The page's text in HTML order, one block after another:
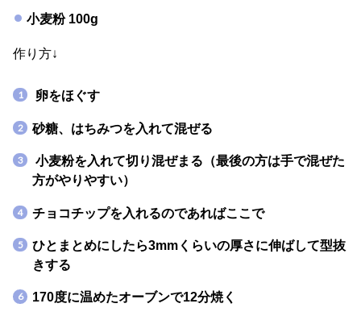
小麦粉 100g
作り方↓
卵をほぐす
砂糖、はちみつを入れて混ぜる
小麦粉を入れて切り混ぜまる （最後の方は手で混ぜた
方がやりやすい）
チョコチップを入れるのであればここで
ひとまとめにしたら3mmくらいの厚さに伸ばして型抜
きする
170度に温めたオーブンで12分焼く